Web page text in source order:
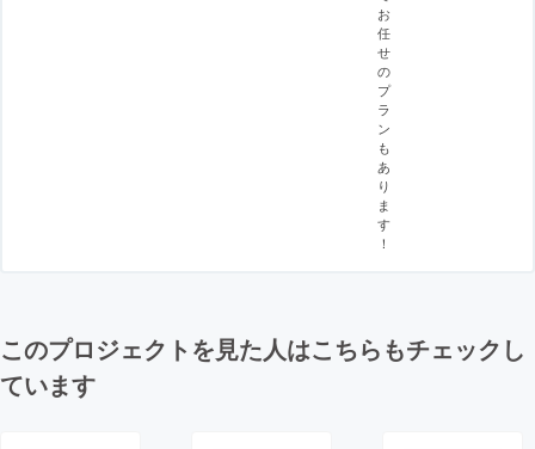
お
任
せ
の
プ
ラ
ン
も
あ
り
ま
す
！
このプロジェクトを見た人はこちらもチェックし
ています